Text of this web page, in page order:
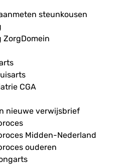
steunkousen
CGA
nieuwe verwijsbrief
Midden-Nederland
ouderen